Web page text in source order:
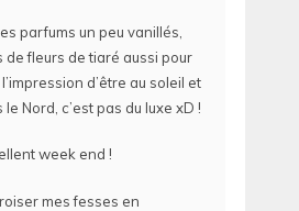
parfums un peu vanillés,
de fleurs de tiaré aussi pour
d’être au soleil et
Nord, c’est pas du luxe xD !
week end !
mes fesses en